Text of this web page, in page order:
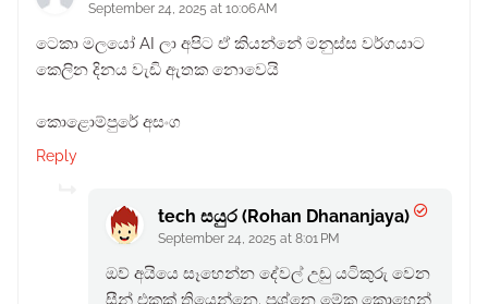
September 24, 2025 at 10:06 AM
ටෙකා මලයෝ AI ලා අපිට ඒ කියන්නේ මනුස්ස වර්ගයාට
කෙලින දිනය වැඩි ඇතක නොවෙයි
කොළොම්පුරේ අසංග
Reply
tech සයුර (Rohan Dhananjaya)
September 24, 2025 at 8:01 PM
ඔව් අයියෙ සෑහෙන්න දේවල් උඩු යටිකුරු වෙන
සීන් එකක් තියෙන්නෙ. ප්‍රශ්නෙ මේක කොහෙන්